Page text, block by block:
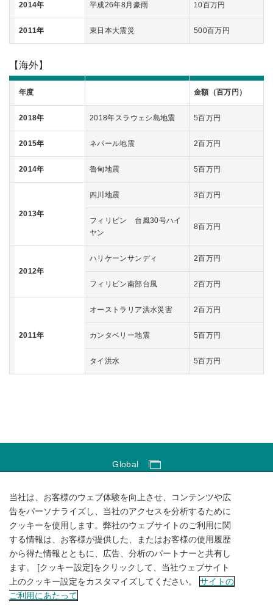
2014年 平成26年8月豪雨 10百万円
2011年 東日本大震災 500百万円
【海外】
年度 金額（百万円）
2018年 2018年スラウェシ島地震 5百万円
2015年 ネパール地震 2百万円
2014年 魯甸地震 5百万円
2013年
四川地震 3百万円
フィリピン 台風30号ハイ
ヤン
8百万円
2012年
ハリケーンサンディ 2百万円
フィリピン南部台風 2百万円
2011年
オーストラリア洪水災害 2百万円
カンタベリー地震 5百万円
タイ洪水 5百万円
Global
サイトのご利用にあたって
ソーシャルメディアポリシー
個人情報保護方針
サイトマップ
当社は、お客様のウェブ体験を向上させ、コンテンツや広
告をパーソナライズし、当社のアクセスを分析するために
クッキーを使用します。弊社のウェブサイトのご利用に関
する情報は、お客様が提供した、またはお客様の使用履歴
から得た情報とともに、広告、分析のパートナーと共有し
ます。 [クッキー設定]をクリックして、当社ウェブサイト
上のクッキー設定をカスタマイズしてください。
サイトの
ご利用にあたって